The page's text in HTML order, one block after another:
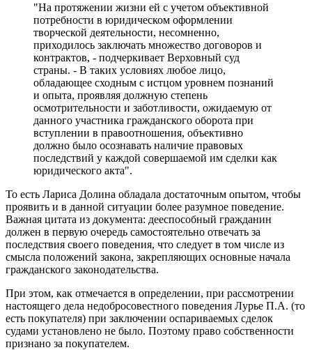
"На протяжении жизни ей с учетом объективной
потребности в юридическом оформлении
творческой деятельности, несомненно,
приходилось заключать множество договоров и
контрактов, - подчеркивает Верховный суд
страны. - В таких условиях любое лицо,
обладающее сходным с истцом уровнем познаний
и опыта, проявляя должную степень
осмотрительности и заботливости, ожидаемую от
данного участника гражданского оборота при
вступлении в правоотношения, объективно
должно было осознавать наличие правовых
последствий у каждой совершаемой им сделки как
юридического акта".
То есть Лариса Долина обладала достаточным опытом, чтобы
проявить и в данной ситуации более разумное поведение.
Важная цитата из документа: дееспособный гражданин
должен в первую очередь самостоятельно отвечать за
последствия своего поведения, что следует в том числе из
смысла положений закона, закрепляющих основные начала
гражданского законодательства.
При этом, как отмечается в определении, при рассмотрении
настоящего дела недобросовестного поведения Лурье П.А. (то
есть покупателя) при заключении оспариваемых сделок
судами установлено не было. Поэтому право собственности
признано за покупателем.